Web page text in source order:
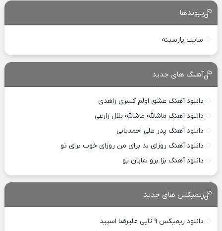
پیوندها
سایت پارسینه
آهنگ های جدید
دانلود آهنگ عشق اولم کسری زاهدی
دانلود آهنگ ماشالله ماشالله بلال زارعی
دانلود آهنگ پدر علی احمدیانی
دانلود آهنگ روزای بد برای من روزای خوب برای تو
دانلود آهنگ بزا برو شایان یو
ریمیکس های جدید
دانلود ریمیکس ۹ تایی علیرضا اسپید